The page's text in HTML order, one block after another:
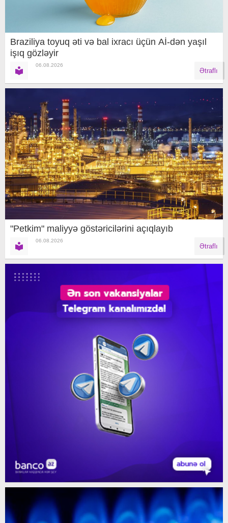
Braziliya toyuq əti və bal ixracı üçün Aİ-dən yaşıl
işıq gözləyir
06.08.2026
Ətraflı
"Petkim" maliyyə göstəricilərini açıqlayıb
06.08.2026
Ətraflı